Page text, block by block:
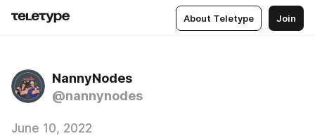
About Teletype Join
NannyNodes
@nannynodes
June 10, 2022